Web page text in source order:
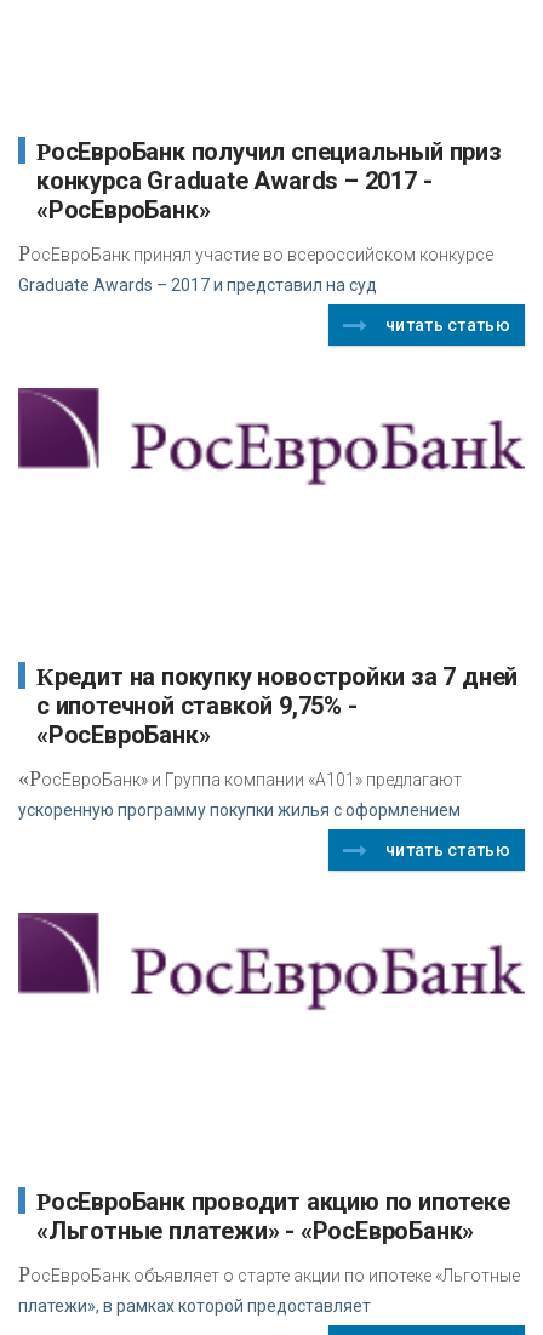
РосЕвроБанк получил специальный приз
конкурса Graduate Awards – 2017 -
«РосЕвроБанк»
РосЕвроБанк принял участие во всероссийском конкурсе
Graduate Awards – 2017 и представил на суд
читать статью
Кредит на покупку новостройки за 7 дней
с ипотечной ставкой 9,75% -
«РосЕвроБанк»
«РосЕвроБанк» и Группа компании «А101» предлагают
ускоренную программу покупки жилья с оформлением
читать статью
РосЕвроБанк проводит акцию по ипотеке
«Льготные платежи» - «РосЕвроБанк»
РосЕвроБанк объявляет о старте акции по ипотеке «Льготные
платежи», в рамках которой предоставляет